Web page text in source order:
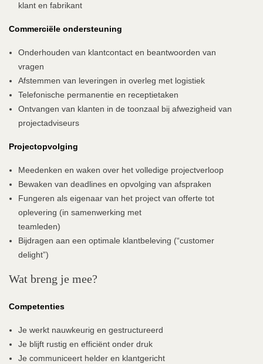
klant en fabrikant
Commerciële ondersteuning
Onderhouden van klantcontact en beantwoorden van
vragen
Afstemmen van leveringen in overleg met logistiek
Telefonische permanentie en receptietaken
Ontvangen van klanten in de toonzaal bij afwezigheid van
projectadviseurs
Projectopvolging
Meedenken en waken over het volledige projectverloop
Bewaken van deadlines en opvolging van afspraken
Fungeren als eigenaar van het project van offerte tot
oplevering (in samenwerking met
teamleden)
Bijdragen aan een optimale klantbeleving (“customer
delight”)
Wat breng je mee?
Competenties
Je werkt nauwkeurig en gestructureerd
Je blijft rustig en efficiënt onder druk
Je communiceert helder en klantgericht